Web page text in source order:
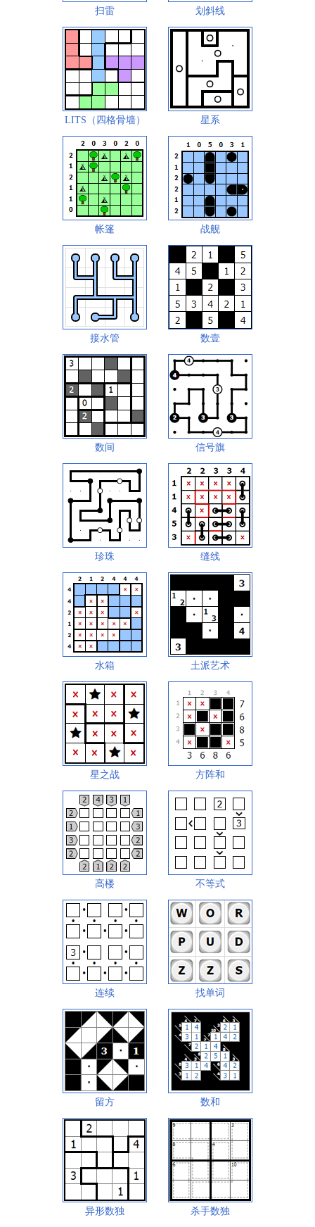
扫雷 划斜线
LITS（四格骨墙） 星系
帐篷 战舰
接水管 数壹
数间 信号旗
珍珠 缝线
水箱 土派艺术
星之战 方阵和
高楼 不等式
连续 找单词
留方 数和
异形数独 杀手数独